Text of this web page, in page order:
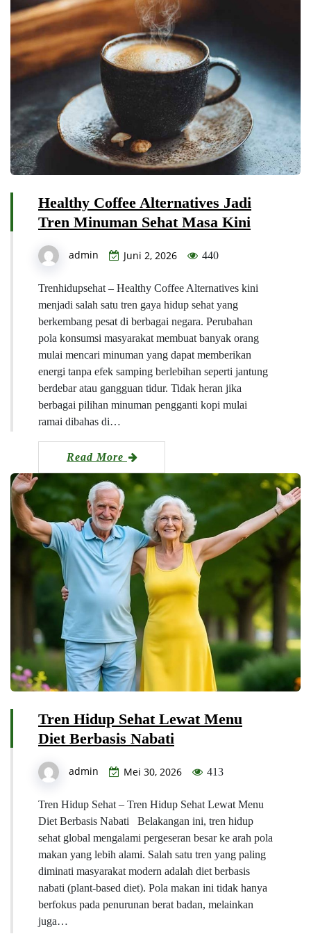
Healthy Coffee Alternatives Jadi
Tren Minuman Sehat Masa Kini
admin Juni 2, 2026 440
Trenhidupsehat – Healthy Coffee Alternatives kini
menjadi salah satu tren gaya hidup sehat yang
berkembang pesat di berbagai negara. Perubahan
pola konsumsi masyarakat membuat banyak orang
mulai mencari minuman yang dapat memberikan
energi tanpa efek samping berlebihan seperti jantung
berdebar atau gangguan tidur. Tidak heran jika
berbagai pilihan minuman pengganti kopi mulai
ramai dibahas di…
Read More
Tren Hidup Sehat Lewat Menu
Diet Berbasis Nabati
admin Mei 30, 2026 413
Tren Hidup Sehat – Tren Hidup Sehat Lewat Menu
Diet Berbasis Nabati Belakangan ini, tren hidup
sehat global mengalami pergeseran besar ke arah pola
makan yang lebih alami. Salah satu tren yang paling
diminati masyarakat modern adalah diet berbasis
nabati (plant-based diet). Pola makan ini tidak hanya
berfokus pada penurunan berat badan, melainkan
juga…